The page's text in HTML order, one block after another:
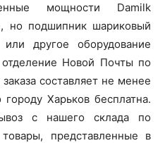
мощности Damilk
но подшипник шариковый
другое оборудование
Новой Почты по
составляет не менее
Харьков бесплатна.
с нашего склада по
представленные в